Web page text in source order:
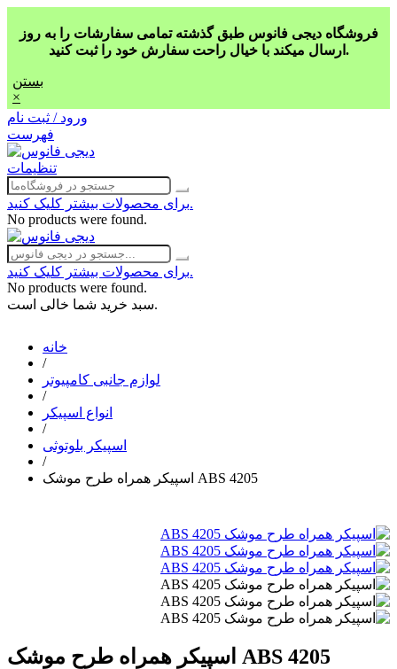
فروشگاه دیجی فانوس طبق گذشته تمامی سفارشات را به روز
ارسال میکند با خیال راحت سفارش خود را ثبت کنید.
بستن
×
ورود / ثبت نام
فهرست
تنظیمات
برای محصولات بیشتر کلیک کنید.
No products were found.
برای محصولات بیشتر کلیک کنید.
No products were found.
سبد خرید شما خالی است.
خانه
/
لوازم جانبی کامپیوتر
/
انواع اسپیکر
/
اسپیکر بلوتوثی
/
اسپیکر همراه طرح موشک ABS 4205
اسپیکر همراه طرح موشک ABS 4205